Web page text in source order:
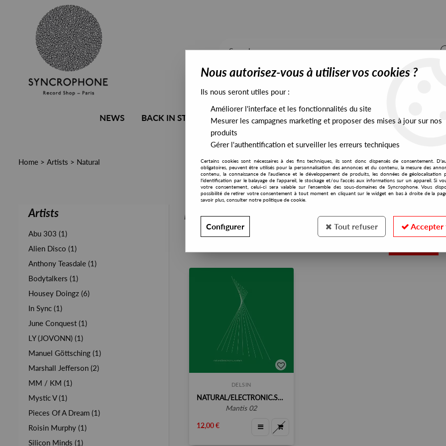
NEWS BACK IN STOCK ALL STOCK EXCLUSIVES PRESALES EXCLUSIVES
Home > Artists > Natural
Artists
Abu 303 (1)
Alien Disco (1)
Anthony Teasdale (1)
Bodytalkers (1)
Housey Doingz (6)
In Sync (1)
June Conquest (1)
LY (JOVONN) (1)
Manuel Göttsching (1)
Marshall Jefferson (2)
MM / KM (1)
Mystic V (1)
Pieces Of A Dream (1)
Roisin Murphy (1)
Silicon Minds (1)
PRESALES EXCLUSIVES
DELSIN
NATURAL/ELECTRONIC.SYSTEM.
mantis 02
12,00 €
Nous autorisez-vous à utiliser vos cookies ?
Ils nous seront utiles pour :
Améliorer l'interface et les fonctionnalités du site
Mesurer les campagnes marketing et proposer des mises à jour sur nos
produits
Gérer l'authentification et surveiller les erreurs techniques
Certains cookies sont nécessaires à des fins techniques, ils sont donc dispensés de consentement.
obligatoires, peuvent être utilisés pour la personnalisation des annonces et du contenu, la mesure des
contenu, la connaissance de l'audience et le développement de produits, les données de géolocalisation
l'identification par le balayage de l'appareil, le stockage et/ou l'accès aux informations sur un appareil. Si
votre consentement, celui-ci sera valable sur l’ensemble des sous-domaines de Syncrophone. Vous
possibilité de retirer votre consentement à tout moment en cliquant sur le widget en bas à droite de la
savoir plus, consulter notre politique de cookie.
Configurer Tout refuser Accepter